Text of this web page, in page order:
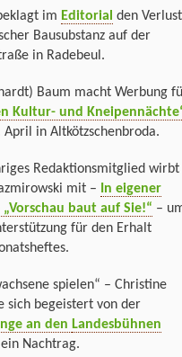
im Editorial den Verlust
Bausubstanz auf der
in Radebeul.
Baum macht Werbung
Kultur- und
in Altkötzschenbroda.
Redaktionsmitglied wirbt
mit –
In eigener
„Vorschau baut auf Sie!“ –
für den Erhalt
spielen“ – Christine
sich begeistert von der
an den Landesbühnen
Nachtrag.